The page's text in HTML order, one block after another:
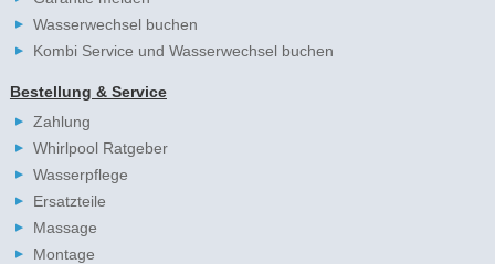
Wasserwechsel buchen
Kombi Service und Wasserwechsel buchen
Bestellung & Service
Zahlung
Whirlpool Ratgeber
Wasserpflege
Ersatzteile
Massage
Montage